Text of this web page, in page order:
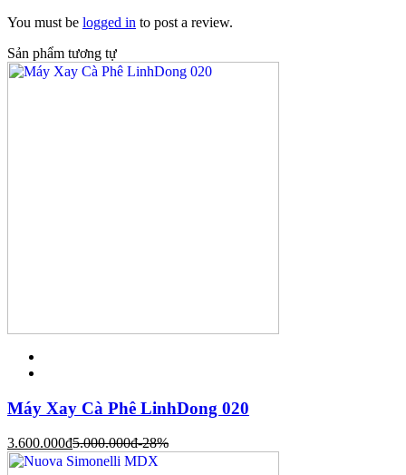
You must be logged in to post a review.
Sản phẩm tương tự
Máy Xay Cà Phê LinhDong 020
3.600.000đ5.000.000đ-28%